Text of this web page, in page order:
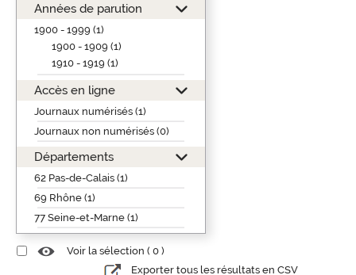
Années de parution
1900 - 1999 (1)
1900 - 1909 (1)
1910 - 1919 (1)
Accès en ligne
Journaux numérisés (1)
Journaux non numérisés (0)
Départements
62 Pas-de-Calais (1)
69 Rhône (1)
77 Seine-et-Marne (1)
Voir la sélection ( 0 )
Exporter tous les résultats en CSV